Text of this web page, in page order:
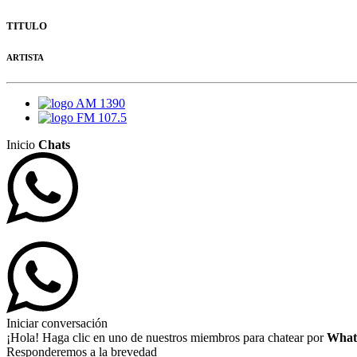
TITULO
ARTISTA
AM 1390
FM 107.5
Inicio Chats
Iniciar conversación
¡Hola! Haga clic en uno de nuestros miembros para chatear por
Responderemos a la brevedad